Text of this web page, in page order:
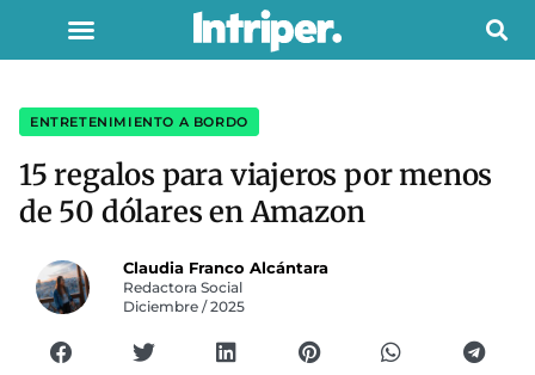
ENTRETENIMIENTO A BORDO
15 regalos para viajeros por menos
de 50 dólares en Amazon
Claudia Franco Alcántara
Redactora Social
Diciembre / 2025